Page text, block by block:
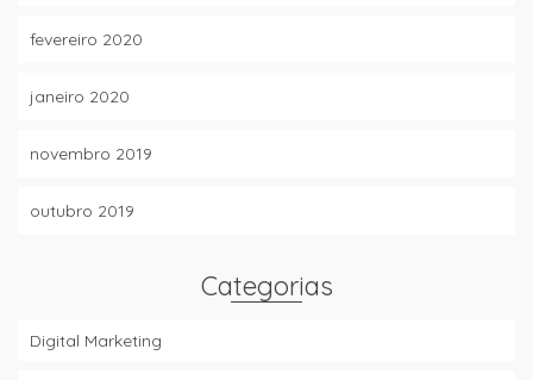
fevereiro 2020
janeiro 2020
novembro 2019
outubro 2019
Categorias
Digital Marketing